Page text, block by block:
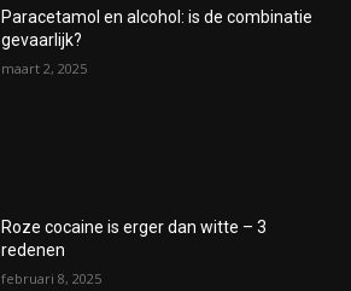
Paracetamol en alcohol: is de combinatie
gevaarlijk?
maart 2, 2025
Roze cocaine is erger dan witte – 3
redenen
februari 8, 2025